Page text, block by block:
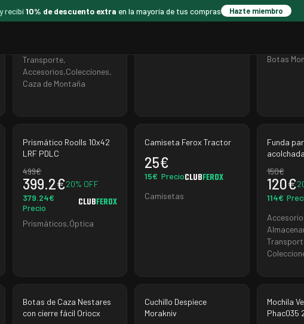
recibí10% de descuento extra en la mayoría de tus compras Hazte miembro
359€
341.05€
Transporte,
Accesorios,Colecciones,
Caza de Montaña
0€
€PrecioCLUBFEROX
Black/
333€
Botas
Prismático Roolls 10x42
LRF PDLC
499€
399.2€20% OFF
379.24€
Precio
CLUBFEROX
Prismáticos,Óptica
Camiseta Ferox Tractor
25€
15€ PrecioCLUBFEROX
Camisetas
Funda
150€
120€
114€
Botas de Caza Nestares
con cierre fácil Oriocx
Cuchillo Despiece
Morakniv
Mochila
Phac035